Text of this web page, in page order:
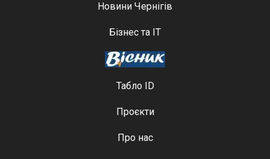
Новини Чернігів
Бізнес та ІТ
Табло ID
Проєкти
Про нас